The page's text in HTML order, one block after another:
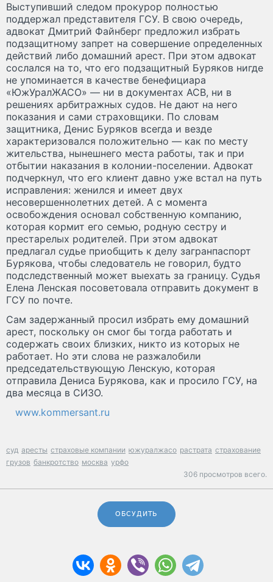
Выступивший следом прокурор полностью
поддержал представителя ГСУ. В свою очередь,
адвокат Дмитрий Файнберг предложил избрать
подзащитному запрет на совершение определенных
действий либо домашний арест. При этом адвокат
сослался на то, что его подзащитный Буряков нигде
не упоминается в качестве бенефициара
«ЮжУралЖАСО» — ни в документах АСВ, ни в
решениях арбитражных судов. Не дают на него
показания и сами страховщики. По словам
защитника, Денис Буряков всегда и везде
характеризовался положительно — как по месту
жительства, нынешнего места работы, так и при
отбытии наказания в колонии-поселении. Адвокат
подчеркнул, что его клиент давно уже встал на путь
исправления: женился и имеет двух
несовершеннолетних детей. А с момента
освобождения основал собственную компанию,
которая кормит его семью, родную сестру и
престарелых родителей. При этом адвокат
предлагал судье приобщить к делу загранпаспорт
Бурякова, чтобы следователь не говорил, будто
подследственный может выехать за границу. Судья
Елена Ленская посоветовала отправить документ в
ГСУ по почте.
Сам задержанный просил избрать ему домашний
арест, поскольку он смог бы тогда работать и
содержать своих близких, никто из которых не
работает. Но эти слова не разжалобили
председательствующую Ленскую, которая
отправила Дениса Бурякова, как и просило ГСУ, на
два месяца в СИЗО.
www.kommersant.ru
суд аресты страховые компании южуралжасо растрата страхование
грузов банкротство москва урфо
306 просмотров всего.
ОБСУДИТЬ